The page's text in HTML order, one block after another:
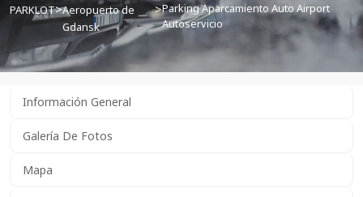
PARKLOT>Aeropuerto de
Gdansk
>Parking Aparcamiento Auto Airport
Autoservicio
Información General
Galería De Fotos
Mapa